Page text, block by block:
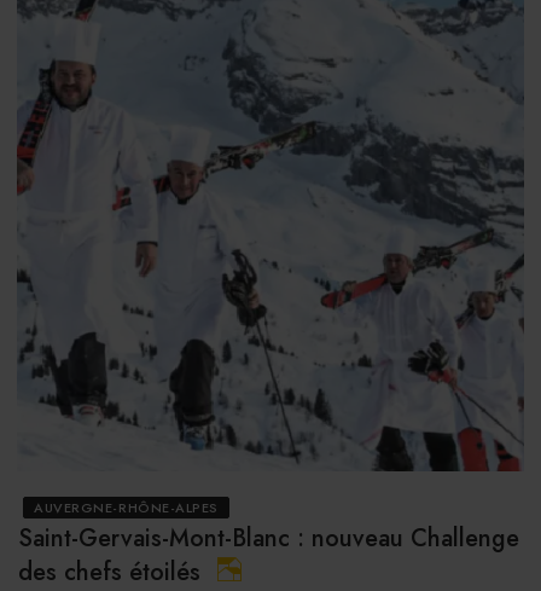
AUVERGNE-RHÔNE-ALPES
Saint-Gervais-Mont-Blanc : nouveau Challenge
des chefs étoilés